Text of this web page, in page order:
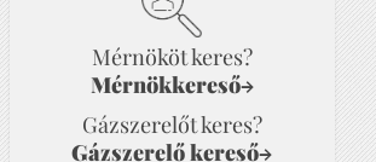
Mérnököt keres?
Mérnökkereső→
Gázszerelőt keres?
Gázszerelő kereső→